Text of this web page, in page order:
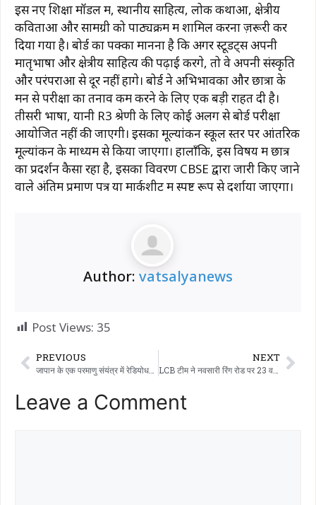
इस नए शिक्षा मॉडल में, स्थानीय साहित्य, लोक कथाओं, क्षेत्रीय
कविताओं और सामग्री को पाठ्यक्रम में शामिल करना ज़रूरी कर
दिया गया है। बोर्ड का पक्का मानना ​​है कि अगर स्टूडेंट्स अपनी
मातृभाषा और क्षेत्रीय साहित्य की पढ़ाई करेंगे, तो वे अपनी संस्कृति
और परंपराओं से दूर नहीं होंगे। बोर्ड ने अभिभावकों और छात्रों के
मन से परीक्षा का तनाव कम करने के लिए एक बड़ी राहत दी है।
तीसरी भाषा, यानी R3 श्रेणी के लिए कोई अलग से बोर्ड परीक्षा
आयोजित नहीं की जाएगी। इसका मूल्यांकन स्कूल स्तर पर आंतरिक
मूल्यांकन के माध्यम से किया जाएगा। हालाँकि, इस विषय में छात्र
का प्रदर्शन कैसा रहा है, इसका विवरण CBSE द्वारा जारी किए जाने
वाले अंतिम प्रमाण पत्र या मार्कशीट में स्पष्ट रूप से दर्शाया जाएगा।
Author: vatsalyanews
Post Views: 35
PREVIOUS NEXT
LCB टीम ने नवसारी रिंग रोड पर 23 वर्षीय युवक की हत्या में शामिल चार आरोपियों को दबोचा।
Leave a Comment